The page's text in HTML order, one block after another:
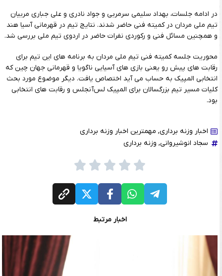
در ادامه جلسات، بهداد سلیمی سرمربی و جواد نادری و علی جباری مربیان
تیم ملی مردان در کمیته فنی حاضر شدند. نتایج تیم در قهرمانی آسیا هند
و همچنین مسائل فنی و رکوردی نفرات حاضر در اردوی تیم ملی بررسی شد.
محوریت جلسه کمیته فنی تیم ملی مردان به برنامه های این تیم برای
رقابت های پیش رو یعنی بازی های آسیایی ناگویا و قهرمانی جهان چین که
انتخابی المپیک به حساب می آید اختصاص یافت. دیگر موضوع مورد بحث
کلیات مسیر تیم بزرگسالان برای المپیک لس‌آنجلس و رقابت های انتخابی
بود.
اخبار وزنه برداری, مهمترین اخبار وزنه برداری
سجاد انوشیروانی, وزنه برداری
اخبار مرتبط